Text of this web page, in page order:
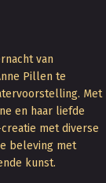
van
Pillen te
Met
en haar liefde
met diverse
beleving met
kunst.